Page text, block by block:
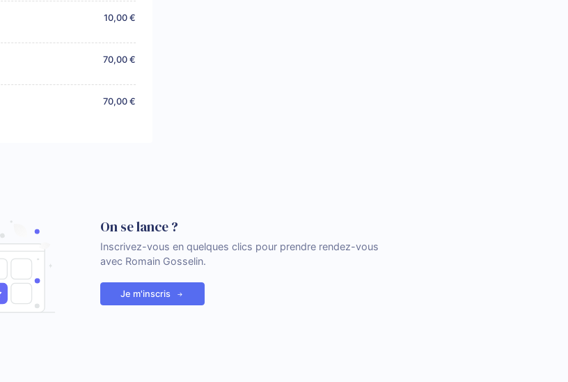
10,00 €
70,00 €
70,00 €
On se lance ?
Inscrivez-vous en quelques clics pour prendre rendez-vous
avec Romain Gosselin.
Je m'inscris